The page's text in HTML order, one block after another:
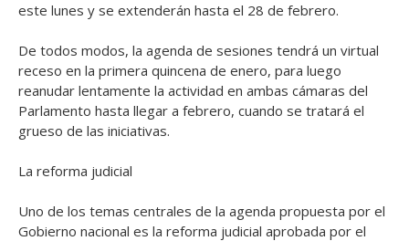
este lunes y se extenderán hasta el 28 de febrero.
De todos modos, la agenda de sesiones tendrá un virtual
receso en la primera quincena de enero, para luego
reanudar lentamente la actividad en ambas cámaras del
Parlamento hasta llegar a febrero, cuando se tratará el
grueso de las iniciativas.
La reforma judicial
Uno de los temas centrales de la agenda propuesta por el
Gobierno nacional es la reforma judicial aprobada por el